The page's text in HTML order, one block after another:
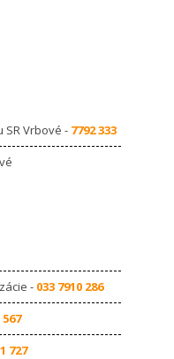
Vrbové - 7792 333
- 033 7910 286
567
727